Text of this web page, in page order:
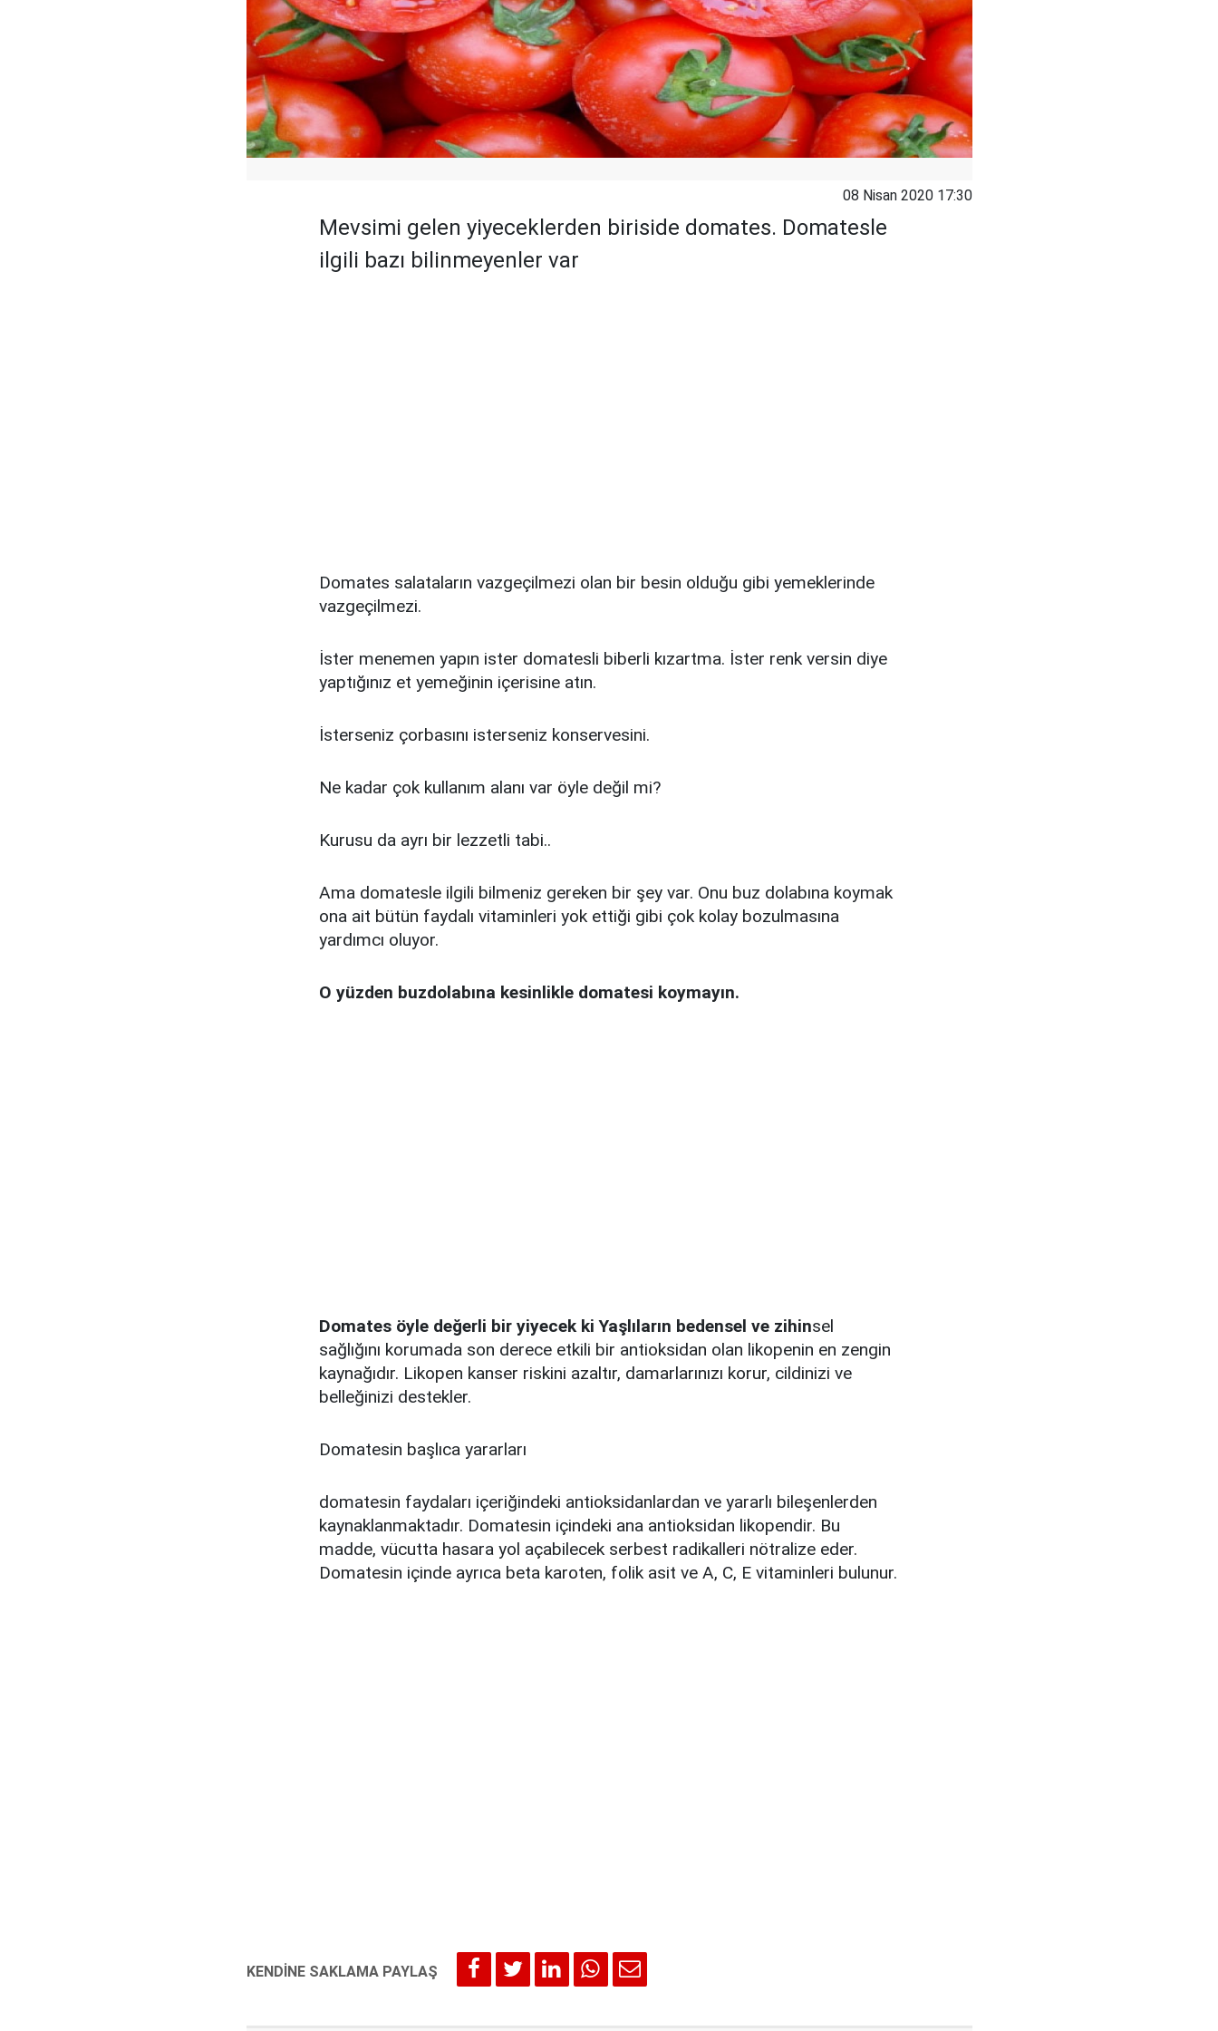
08 Nisan 2020 17:30
Mevsimi gelen yiyeceklerden biriside domates. Domatesle
ilgili bazı bilinmeyenler var
Domates salataların vazgeçilmezi olan bir besin olduğu gibi yemeklerinde
vazgeçilmezi.
İster menemen yapın ister domatesli biberli kızartma. İster renk versin diye
yaptığınız et yemeğinin içerisine atın.
İsterseniz çorbasını isterseniz konservesini.
Ne kadar çok kullanım alanı var öyle değil mi?
Kurusu da ayrı bir lezzetli tabi..
Ama domatesle ilgili bilmeniz gereken bir şey var. Onu buz dolabına koymak
ona ait bütün faydalı vitaminleri yok ettiği gibi çok kolay bozulmasına
yardımcı oluyor.
O yüzden buzdolabına kesinlikle domatesi koymayın.
Domates öyle değerli bir yiyecek ki Yaşlıların bedensel ve zihinsel
sağlığını korumada son derece etkili bir antioksidan olan likopenin en zengin
kaynağıdır. Likopen kanser riskini azaltır, damarlarınızı korur, cildinizi ve
belleğinizi destekler.
Domatesin başlıca yararları
domatesin faydaları içeriğindeki antioksidanlardan ve yararlı bileşenlerden
kaynaklanmaktadır. Domatesin içindeki ana antioksidan likopendir. Bu
madde, vücutta hasara yol açabilecek serbest radikalleri nötralize eder.
Domatesin içinde ayrıca beta karoten, folik asit ve A, C, E vitaminleri bulunur.